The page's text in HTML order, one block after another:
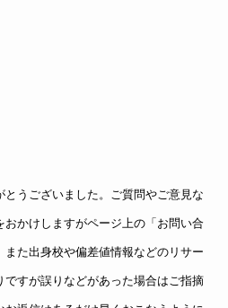
うございました。ご質問やご意見な
おかけしますがページ上の「お問い合
た出身校や偏差値情報などのリサー
すが誤りなどがあった場合はご指摘